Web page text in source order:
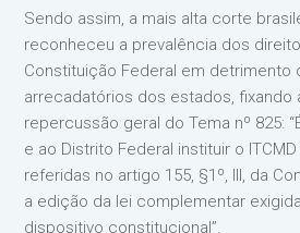
Sendo assim, a mais alta corte
reconheceu a prevalência dos
Constituição Federal em detrimento
arrecadatórios dos estados, fixando
repercussão geral do Tema nº 825:
e ao Distrito Federal instituir o
referidas no artigo 155, §1º, III, da
a edição da lei complementar
dispositivo constitucional”.